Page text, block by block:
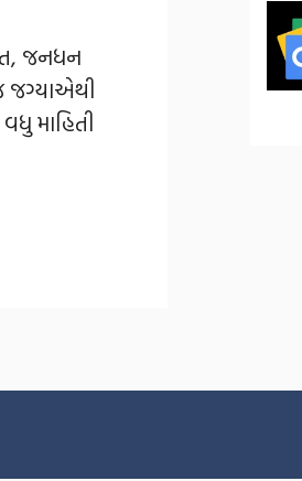
જનધન
જગ્યાએથી
માહિતી